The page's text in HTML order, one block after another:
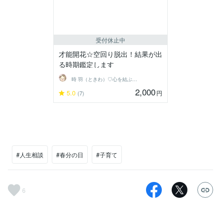
受付休止中
才能開花☆空回り脱出！結果が出
る時期鑑定します
時 羽（ときわ）♡心を結ぶ占い師
5.0 (7) 2,000円
#人生相談 #春分の日 #子育て
6